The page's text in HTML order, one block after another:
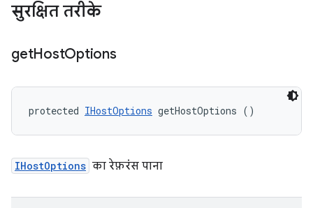
सुरक्षित तरीके
getHostOptions
protected IHostOptions getHostOptions ()
IHostOptions का रेफ़रंस पाना